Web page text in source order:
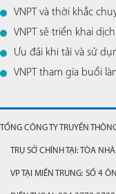
VNPT và thời khắc
VNPT sẽ triển khai
Ưu đãi khi tải và sử
VNPT tham gia buổi
TỔNG CÔNG TY TRUYỀN
TRỤ SỞ CHÍNH TẠI: TÒA
VP TẠI MIỀN TRUNG: SỐ 4